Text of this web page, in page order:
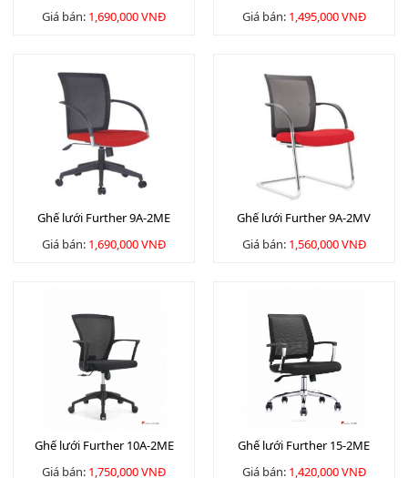
Giá bán: 1,690,000 VNĐ
Giá bán: 1,495,000 VNĐ
Ghế lưới Further 9A-2ME
Giá bán: 1,690,000 VNĐ
Ghế lưới Further 9A-2MV
Giá bán: 1,560,000 VNĐ
Ghế lưới Further 10A-2ME
Giá bán: 1,750,000 VNĐ
Ghế lưới Further 15-2ME
Giá bán: 1,420,000 VNĐ